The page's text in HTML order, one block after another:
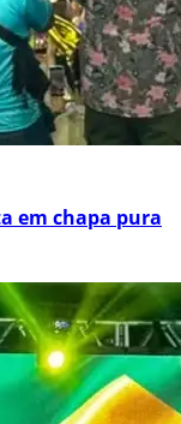
em chapa pura